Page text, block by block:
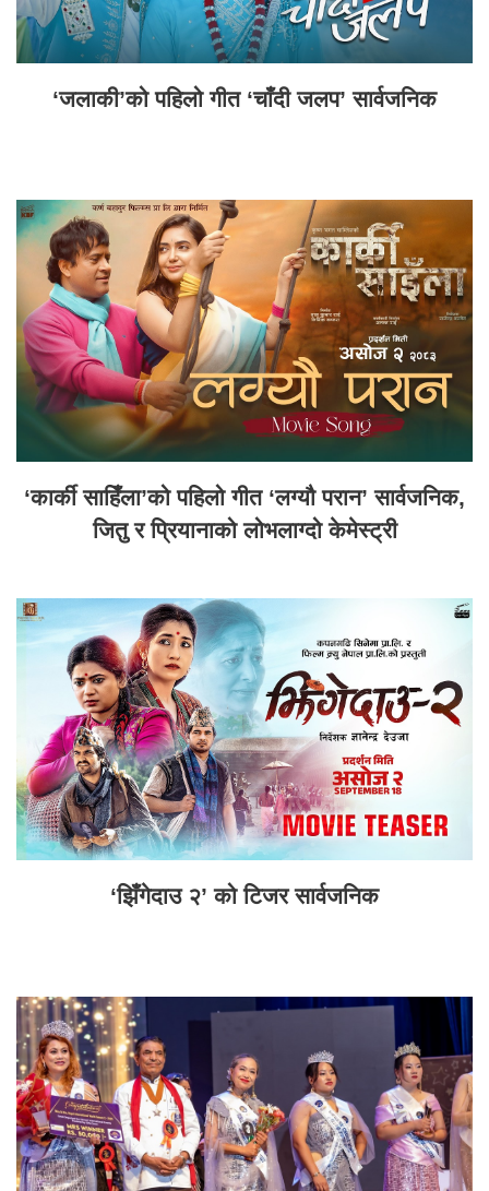
‘जलाकी’को पहिलो गीत ‘चाँदी जलप’ सार्वजनिक
‘कार्की साहिँला’को पहिलो गीत ‘लग्यौ परान’ सार्वजनिक,
जितु र प्रियानाको लोभलाग्दो केमेस्ट्री
‘झिँगेदाउ २’ को टिजर सार्वजनिक